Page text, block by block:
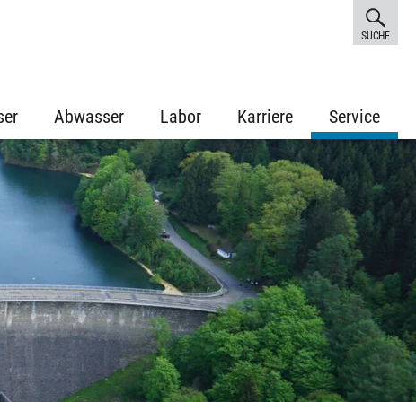
SUCHE
Abwasser Labor Karriere Service